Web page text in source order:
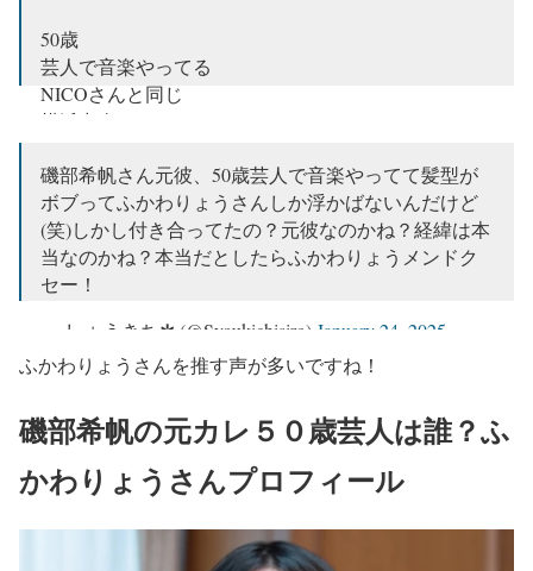
50歳
芸人で音楽やってる
NICOさんと同じ
横浜出身
束縛もまぁしそうだなw
— ○ (@jimy_ck)January 24, 2025
磯部希帆さん元彼、50歳芸人で音楽やってて髪型が
ボブってふかわりょうさんしか浮かばないんだけど
(笑)しかし付き合ってたの？元彼なのかね？経緯は本
当なのかね？本当だとしたらふかわりょうメンドク
セー！
— しょうきち✲ (@Syoukichisiro) January 24, 2025
ふかわりょうさんを推す声が多いですね！
磯部希帆の元カレ５０歳芸人は誰？ふ
かわりょうさんプロフィール